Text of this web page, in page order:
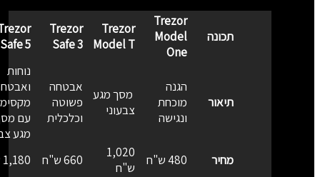
תכונה
Trezor
Model
One
Trezor
Model T
Trezor
Safe 3
Trezor
Safe 5
תיאור
הגנה
מוכחת
ונגישה
מסך מגע
צבעוני
אבטחה
פשוטה
וכלכלית
נוחות
ואבטחה
עם מסך
מגע
מחיר
480 ש"ח
1,020
ש"ח
660 ש"ח 1,180 ש"ח